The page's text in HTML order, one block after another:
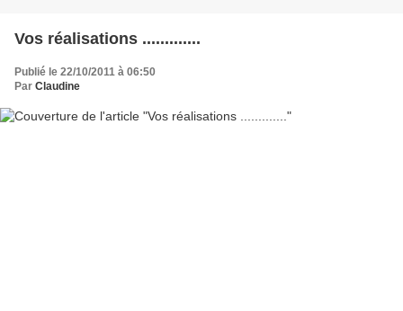
Vos réalisations .............
Publié le 22/10/2011 à 06:50
Par Claudine